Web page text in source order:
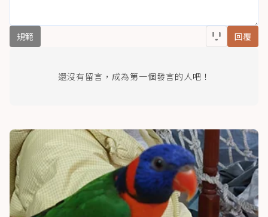
規範 回覆
還沒有留言，成為第一個發言的人吧！